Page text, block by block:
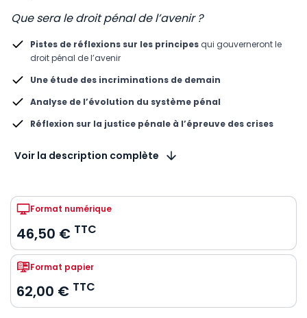
Que sera le droit pénal de l’avenir ?
Pistes de réflexions sur les principes qui gouverneront le
droit pénal de l’avenir
Une étude des incriminations de demain
Analyse de l’évolution du système pénal
Réflexion sur la justice pénale à l’épreuve des crises
Voir la description complète
Format numérique
46,50 € TTC
Format papier
62,00 € TTC